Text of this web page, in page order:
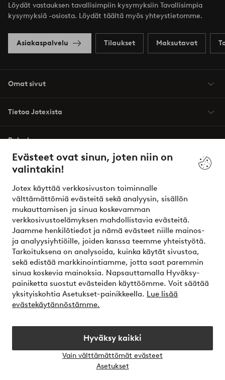
Evästeet ovat sinun, joten niin on
valintakin!
Jotex käyttää verkkosivuston toiminnalle
välttämättömiä evästeitä sekä analyysin, sisällön
mukauttamisen ja sinua koskevamman
verkkosivustoelämyksen mahdollistavia evästeitä.
Jaamme henkilötiedot ja nämä evästeet niille mainos-
ja analyysiyhtiöille, joiden kanssa teemme yhteistyötä.
Tarkoituksena on analysoida, kuinka käytät sivustoa,
sekä edistää markkinointiamme, jotta saat paremmin
sinua koskevia mainoksia. Napsauttamalla Hyväksy-
painiketta suostut evästeiden käyttöömme. Voit säätää
yksityiskohtia Asetukset-painikkeella. Lue lisää
evästekäytännöstämme.
Hyväksy kaikki
Vain välttämättömät evästeet
Asetukset
Löydät vastauksen tavallisimpiin kysymyksiin Tavallisimpia
kysymyksiä -osiosta. Löydät täältä myös yhteystietomme.
Asiakaspalvelu Tilaukset Maksutavat
Omat sivut
Tietoa Jotexista
Palvelumme
Ehdot
Ystävät
Turvalliset maksut – maksa nyt tai erissä
Haluatko tietää lisää maksuvaihtoehdoistamme?
elpy